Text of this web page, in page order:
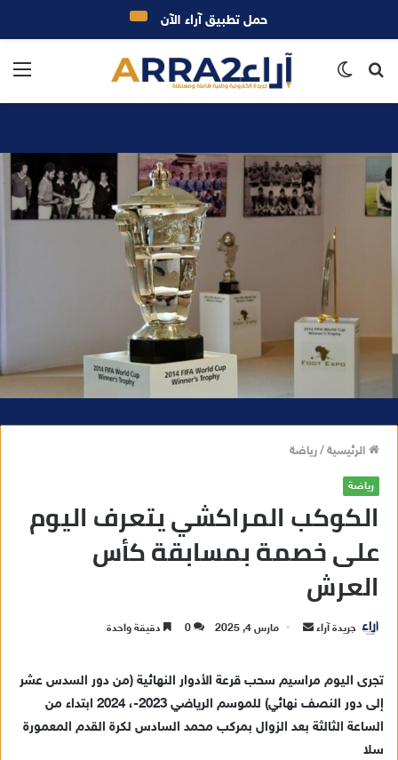
بحث
الرئيسية/رياضة
رياضة
الكوكب المراكشي يتعرف اليوم
على خصمة بمسابقة كأس
العرش
جريدة آراء مارس 4, 2025 0 دقيقة واحدة
تجرى اليوم مراسيم سحب قرعة الأدوار النهائية (من دور السدس عشر
إلى دور النصف نهائي) للموسم الرياضي 2023-، 2024 ابتداء من
الساعة الثالثة بعد الزوال بمركب محمد السادس لكرة القدم المعمورة
سلا
حمل تطبيق آراء الآن